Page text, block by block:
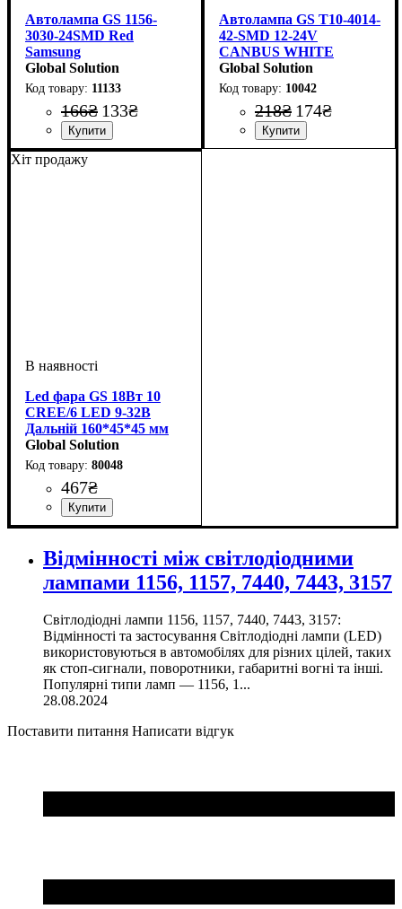
Автолампа GS 1156-
3030-24SMD Red
Samsung
Global Solution
11133
166₴ 133₴
Призначення лампи: Стоп-
сигнали
Колір:: Червоний
Тип світлодіодного елементу:
Samsung
Кількість світлодіодів: 24
SMD
Напруга, V: 12V
Кількість в упаковці: 1 шт.
Автолампа GS T10-4014-
42-SMD 12-24V
CANBUS WHITE
Global Solution
10042
218₴ 174₴
Призначення лампи:
Колір:: Білий
Тип світлодіодного елементу
Кількість світлодіодів:
Напруга, V: 12-24V
Кольорова Температура:
Кількість в упаковці: 1 шт.
Хіт продажу
Led фара GS 18Вт 10
CREE/6 LED 9-32В
Дальній 160*45*45 мм
Global Solution
80048
467₴
Напруга, V: 9-32V
Кольорова Температура, K:
Потужність, W: 48W
Тип світлодіодного елементу:
Світловий потік, LM:
Відмінності між світлодіодними
лампами 1156, 1157, 7440, 7443, 3157
Світлодіодні лампи 1156, 1157, 7440, 7443, 3157:
Відмінності та застосування Світлодіодні лампи (LED)
використовуються в автомобілях для різних цілей, таких
як стоп-сигнали, поворотники, габаритні вогні та інші.
Популярні типи ламп — 1156, 1...
28.08.2024
Поставити питання Написати відгук